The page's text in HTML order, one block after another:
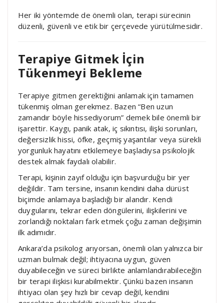
Her iki yöntemde de önemli olan, terapi sürecinin
düzenli, güvenli ve etik bir çerçevede yürütülmesidir.
Terapiye Gitmek İçin
Tükenmeyi Bekleme
Terapiye gitmen gerektiğini anlamak için tamamen
tükenmiş olman gerekmez. Bazen “Ben uzun
zamandır böyle hissediyorum” demek bile önemli bir
işarettir. Kaygı, panik atak, iç sıkıntısı, ilişki sorunları,
değersizlik hissi, öfke, geçmiş yaşantılar veya sürekli
yorgunluk hayatını etkilemeye başladıysa psikolojik
destek almak faydalı olabilir.
Terapi, kişinin zayıf olduğu için başvurduğu bir yer
değildir. Tam tersine, insanın kendini daha dürüst
biçimde anlamaya başladığı bir alandır. Kendi
duygularını, tekrar eden döngülerini, ilişkilerini ve
zorlandığı noktaları fark etmek çoğu zaman değişimin
ilk adımıdır.
Ankara’da psikolog arıyorsan, önemli olan yalnızca bir
uzman bulmak değil; ihtiyacına uygun, güven
duyabileceğin ve süreci birlikte anlamlandırabileceğin
bir terapi ilişkisi kurabilmektir. Çünkü bazen insanın
ihtiyacı olan şey hızlı bir cevap değil, kendini